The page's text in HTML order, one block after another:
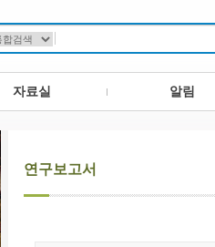
자료실 알림
연구보고서